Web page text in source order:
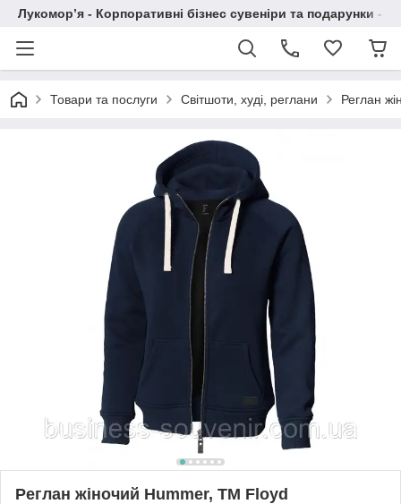
Лукомор’я - Корпоративні бізнес сувеніри та подарунки -
Товари та послуги Світшоти, худі, реглани Реглан
Реглан жіночий Hummer, ТМ Floyd